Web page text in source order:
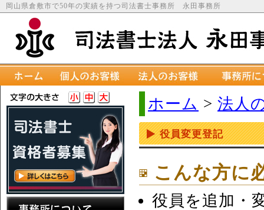
岡山県倉敷市で50年の実績を持つ司法書士事務所 永田事務所
ホーム > 法人
役員変更登記
こんな方に
役員を追加・